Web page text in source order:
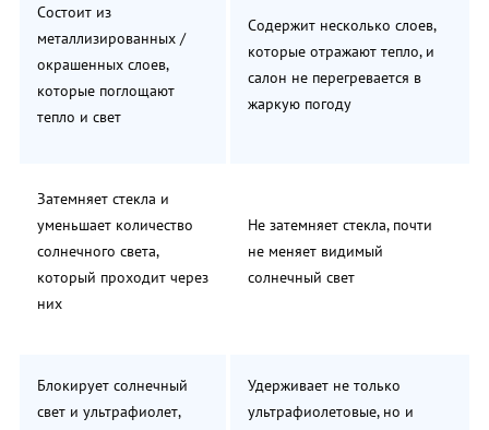
Состоит из
металлизированных /
окрашенных слоев,
которые поглощают
тепло и свет
Содержит несколько слоев,
которые отражают тепло, и
салон не перегревается в
жаркую погоду
Затемняет стекла и
уменьшает количество
солнечного света,
который проходит через
них
Не затемняет стекла, почти
не меняет видимый
солнечный свет
Блокирует солнечный
свет и ультрафиолет,
Удерживает не только
ультрафиолетовые, но и